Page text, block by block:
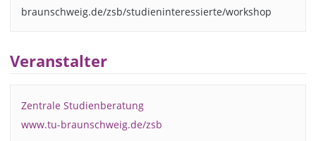
braunschweig.de/zsb/studieninteressierte/workshop
Veranstalter
Zentrale Studienberatung
www.tu-braunschweig.de/zsb